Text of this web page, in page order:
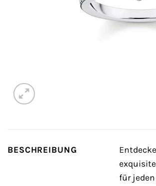
BESCHREIBUNG
für